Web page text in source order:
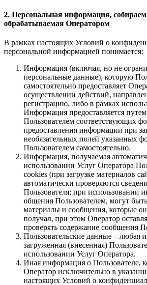
2. Персональная информация,
обрабатываемая Оператором
В рамках настоящих Условий о
персональной информацией понимается:
Информация (включая, но не
персональные данные), которую
самостоятельно предоставляет
осуществлении действий,
регистрацию, либо в рамках
Информация предоставляется
Пользователем соответствующих
предоставления информации при
необязательных полей указанных
Пользователем самостоятельно.
Информация, получаемая
использовании Услуг Оператора
cookies (при загрузке материалов
автоматически проверяются
Пользователя; при использовании
общения Пользователем, могут
материалы и сообщения, которые
получал, при этом Оператор
проверять содержание сообщения
Пользовательские данные – любая
загруженная (внесенная)
использовании Услуг Оператора.
Иная информация о Пользователе,
Оператор исключительно в
настоящих Условий о